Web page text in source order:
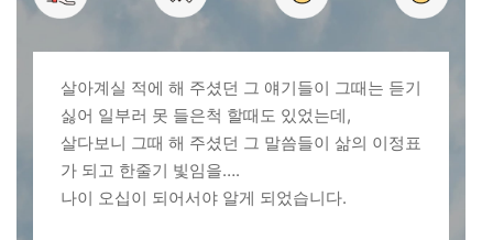
살아계실 적에 해 주셨던 그 얘기들이 그때는 듣기
싫어 일부러 못 들은척 할때도 있었는데,
살다보니 그때 해 주셨던 그 말씀들이 삶의 이정표
가 되고 한줄기 빛임을….
나이 오십이 되어서야 알게 되었습니다.